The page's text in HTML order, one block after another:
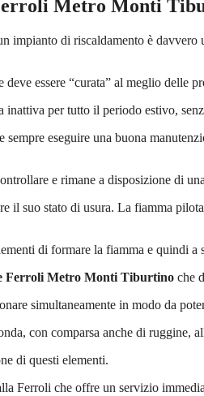
Metro Monti
impianto di riscaldamento è davvero
essere “curata” al meglio delle
inattiva per tutto il periodo estivo,
eseguire una buona
e rimane a disposizione di
il suo stato di usura. La fiamma
di formare la fiamma e quindi
Ferroli Metro Monti Tiburtino che
simultaneamente in modo da
con comparsa anche di ruggine,
di questi elementi.
Ferroli che offre un servizio